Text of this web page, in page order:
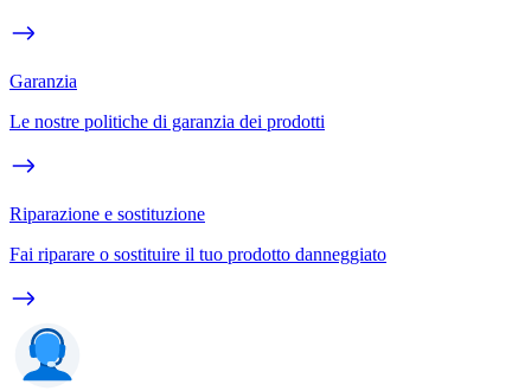
Garanzia
Le nostre politiche di garanzia dei prodotti
Riparazione e sostituzione
Fai riparare o sostituire il tuo prodotto danneggiato